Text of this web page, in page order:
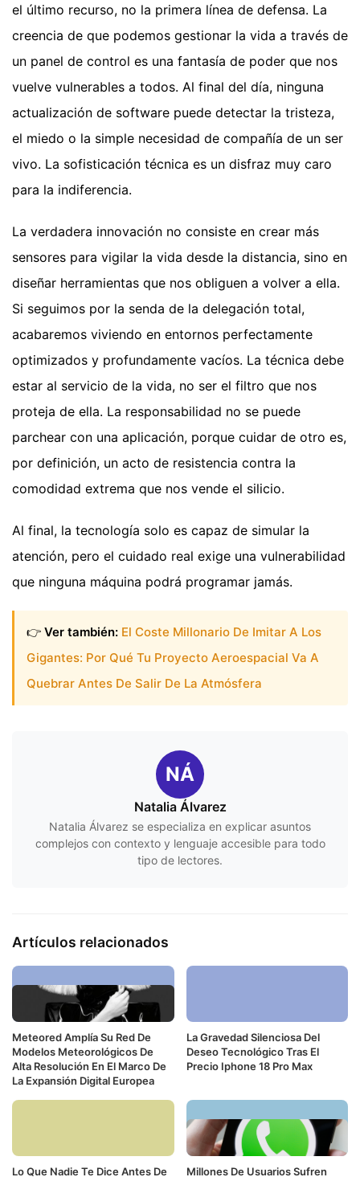
el último recurso, no la primera línea de defensa. La
creencia de que podemos gestionar la vida a través de
un panel de control es una fantasía de poder que nos
vuelve vulnerables a todos. Al final del día, ninguna
actualización de software puede detectar la tristeza,
el miedo o la simple necesidad de compañía de un ser
vivo. La sofisticación técnica es un disfraz muy caro
para la indiferencia.
La verdadera innovación no consiste en crear más
sensores para vigilar la vida desde la distancia, sino en
diseñar herramientas que nos obliguen a volver a ella.
Si seguimos por la senda de la delegación total,
acabaremos viviendo en entornos perfectamente
optimizados y profundamente vacíos. La técnica debe
estar al servicio de la vida, no ser el filtro que nos
proteja de ella. La responsabilidad no se puede
parchear con una aplicación, porque cuidar de otro es,
por definición, un acto de resistencia contra la
comodidad extrema que nos vende el silicio.
Al final, la tecnología solo es capaz de simular la
atención, pero el cuidado real exige una vulnerabilidad
que ninguna máquina podrá programar jamás.
👉 Ver también: El Coste Millonario De Imitar A Los
Gigantes: Por Qué Tu Proyecto Aeroespacial Va A
Quebrar Antes De Salir De La Atmósfera
NÁ
Natalia Álvarez
Natalia Álvarez se especializa en explicar asuntos
complejos con contexto y lenguaje accesible para todo
tipo de lectores.
Artículos relacionados
Meteored Amplía Su Red De
Modelos Meteorológicos De
Alta Resolución En El Marco De
La Expansión Digital Europea
La Gravedad Silenciosa Del
Deseo Tecnológico Tras El
Precio Iphone 18 Pro Max
Lo Que Nadie Te Dice Antes De Millones De Usuarios Sufren